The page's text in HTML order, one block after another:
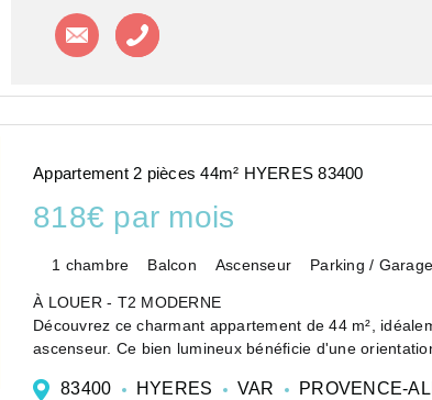
Contacter l'agence
Appartement 2 pièces 44m² HYERES 83400
818€ par mois
1 chambre Balcon Ascenseur Parking / Garage
À LOUER - T2 MODERNE
Découvrez ce charmant appartement de 44 m²,
ascenseur. Ce bien lumineux bénéficie d'une
83400 HYERES VAR PROVENCE-